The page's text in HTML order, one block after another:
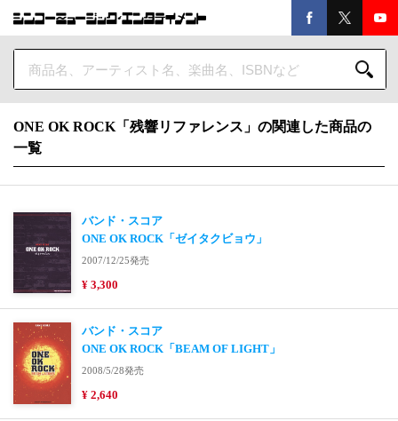
ONE OK ROCK「残響リファレンス」の関連した商品の
一覧
バンド・スコア
ONE OK ROCK「ゼイタクビョウ」
2007/12/25発売
¥ 3,300
バンド・スコア
ONE OK ROCK「BEAM OF LIGHT」
2008/5/28発売
¥ 2,640